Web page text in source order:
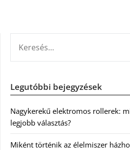
Legutóbbi bejegyzések
Nagykerekű elektromos rollerek:
legjobb választás?
Miként történik az élelmiszer